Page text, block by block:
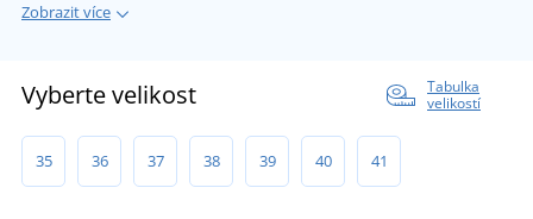
Zobrazit více
Vyberte velikost
Tabulka
velikostí
35 36 37 38 39 40 41